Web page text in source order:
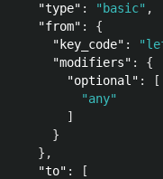
"type" : "basic" ,
"from" :
{
"key_code" :
"modifiers" :
{
"optional" :
[
"any"
]
}
},
"to" :
[